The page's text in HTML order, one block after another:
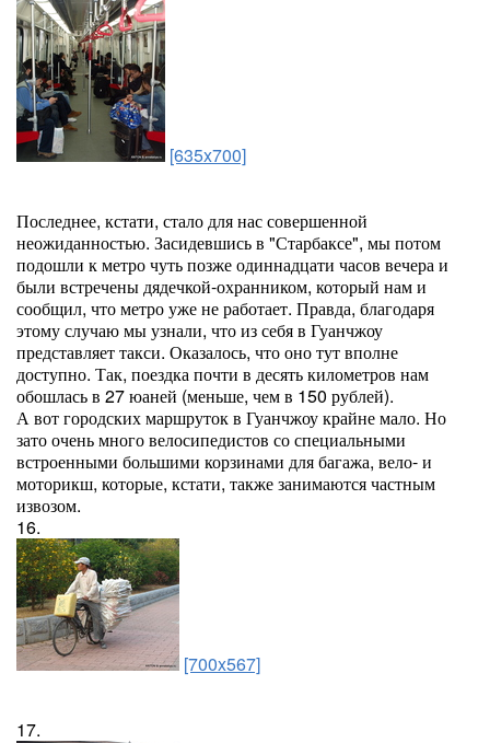
[635x700]
Последнее, кстати, стало для нас совершенной
неожиданностью. Засидевшись в "Старбаксе", мы потом
подошли к метро чуть позже одиннадцати часов вечера и
были встречены дядечкой-охранником, который нам и
сообщил, что метро уже не работает. Правда, благодаря
этому случаю мы узнали, что из себя в Гуанчжоу
представляет такси. Оказалось, что оно тут вполне
доступно. Так, поездка почти в десять километров нам
обошлась в 27 юаней (меньше, чем в 150 рублей).
А вот городских маршруток в Гуанчжоу крайне мало. Но
зато очень много велосипедистов со специальными
встроенными большими корзинами для багажа, вело- и
моторикш, которые, кстати, также занимаются частным
извозом.
16.
[700x567]
17.